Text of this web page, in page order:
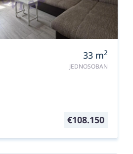
33 m2
JEDNOSOBAN
€108.150